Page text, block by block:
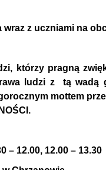
z uczniami na
którzy pragną
ludzi z tą wadą
mottem
– 12.00, 12.00 – 13.30